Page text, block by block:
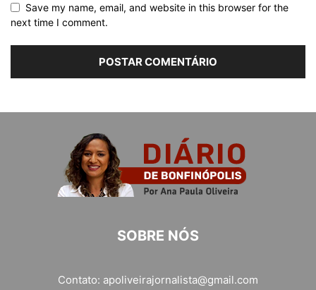
Save my name, email, and website in this browser for the
next time I comment.
SOBRE NÓS
Contato: apoliveirajornalista@gmail.com